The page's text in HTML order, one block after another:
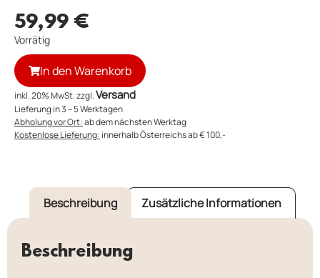
59,99 €
Vorrätig
In den Warenkorb
inkl. 20% MwSt. zzgl.Versand
Lieferung in 3 – 5 Werktagen
Abholung vor Ort:ab dem nächsten Werktag
Kostenlose Lieferung: innerhalb Österreichs ab € 100,-
Beschreibung Zusätzliche Informationen
Beschreibung